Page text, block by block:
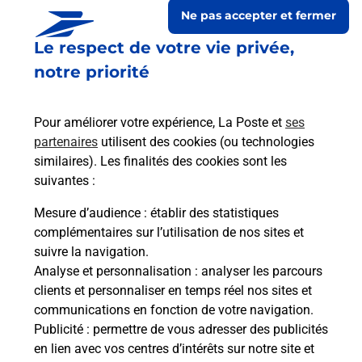
Le respect de votre vie privée,
notre priorité
Pour améliorer votre expérience, La Poste et ses
partenaires utilisent des cookies (ou technologies
similaires). Les finalités des cookies sont les
suivantes :
Mesure d’audience : établir des statistiques
complémentaires sur l’utilisation de nos sites et
suivre la navigation.
Analyse et personnalisation : analyser les parcours
clients et personnaliser en temps réel nos sites et
communications en fonction de votre navigation.
Publicité : permettre de vous adresser des publicités
en lien avec vos centres d’intérêts sur notre site et
Ne pas accepter et fermer
Prochaine collecte du courrierlundià 09h00
197 Route De Mont De Marsan
40110 Arengosse
Itinéraire
Le lien s'ouvre dans un nouvel onglet